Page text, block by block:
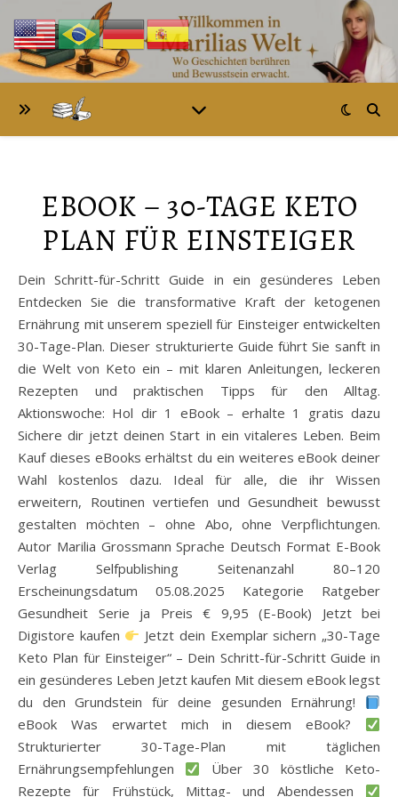
EBOOK – 30-TAGE KETO
PLAN FÜR EINSTEIGER
Dein Schritt-für-Schritt Guide in ein gesünderes Leben
Entdecken Sie die transformative Kraft der ketogenen
Ernährung mit unserem speziell für Einsteiger entwickelten
30-Tage-Plan. Dieser strukturierte Guide führt Sie sanft in
die Welt von Keto ein – mit klaren Anleitungen, leckeren
Rezepten und praktischen Tipps für den Alltag.
Aktionswoche: Hol dir 1 eBook – erhalte 1 gratis dazu
Sichere dir jetzt deinen Start in ein vitaleres Leben. Beim
Kauf dieses eBooks erhältst du ein weiteres eBook deiner
Wahl kostenlos dazu. Ideal für alle, die ihr Wissen
erweitern, Routinen vertiefen und Gesundheit bewusst
gestalten möchten – ohne Abo, ohne Verpflichtungen.
Autor Marilia Grossmann Sprache Deutsch Format E-Book
Verlag Selfpublishing Seitenanzahl 80–120
Erscheinungsdatum 05.08.2025 Kategorie Ratgeber
Gesundheit Serie ja Preis € 9,95 (E-Book) Jetzt bei
Digistore kaufen
Jetzt dein Exemplar sichern „30-Tage
Keto Plan für Einsteiger“ – Dein Schritt-für-Schritt Guide in
ein gesünderes Leben Jetzt kaufen Mit diesem eBook legst
du den Grundstein für deine gesunden Ernährung!
eBook Was erwartet mich in diesem eBook?
Strukturierter 30-Tage-Plan mit täglichen
Ernährungsempfehlungen
Über 30 köstliche Keto-
Rezepte für Frühstück, Mittag- und Abendessen